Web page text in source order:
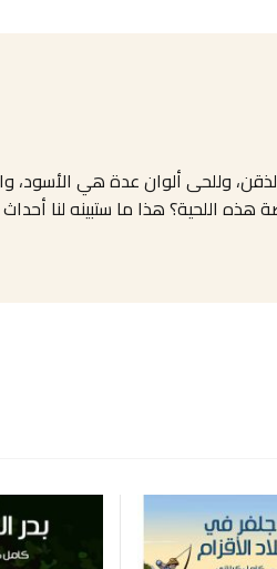
وللحى ألوان عدة هي الأسود،
اللحية؟ هذا ما ستبينه لنا